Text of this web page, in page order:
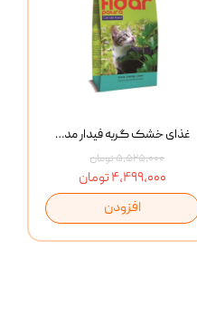
غذای خشک گربه فیدار مدل Adult وزن 10 کیلوگرم
۵,۵۲۵,۰۰۰ تومان
۴,۴۹۹,۰۰۰ تومان
افزودن